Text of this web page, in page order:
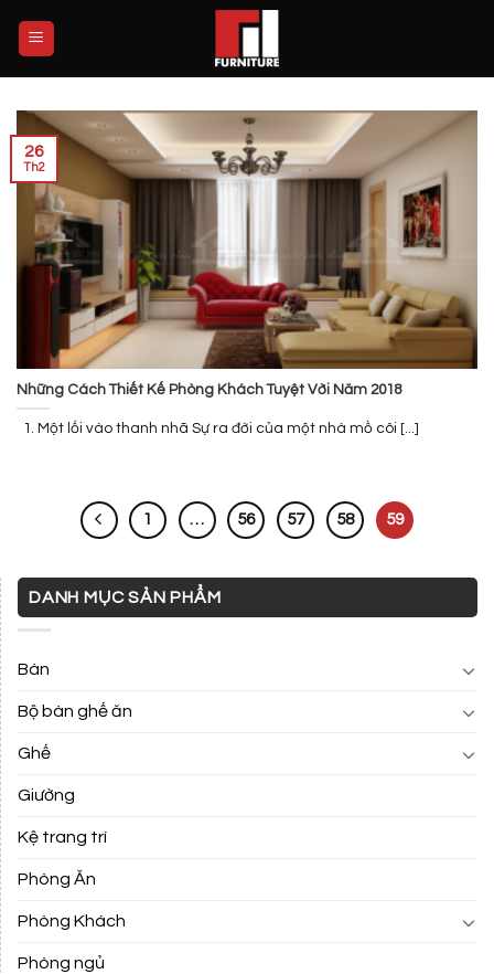
Những Cách Thiết Kế Phòng Khách Tuyệt Vời Năm 2018
1. Một lối vào thanh nhã Sự ra đời của một nhà mồ côi [...]
26
Th2
1 … 56 57 58 59
DANH MỤC SẢN PHẨM
Bàn
Bộ bàn ghế ăn
Ghế
Giường
Kệ trang trí
Phòng Ăn
Phòng Khách
Phòng ngủ